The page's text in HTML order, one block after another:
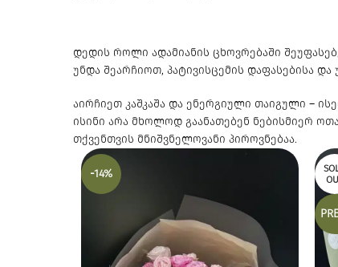
დედის როლი ადამიანის ცხოვრებაში
უნდა შეარჩიოთ, პატივისცემის დაფასებისა
აირჩიეთ კაშკაშა და ენერგიული თაიგული –
ისინი არა მხოლოდ გაანათებენ ნებისმიერ
თქვენთვის მნიშვნელოვანი პიროვნებაა.
-14%